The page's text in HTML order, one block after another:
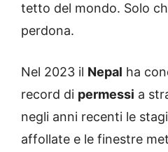
tetto del mondo. Solo
perdona.
Nel 2023 il Nepal ha
record di permessi a
negli anni recenti le
affollate e le finestre